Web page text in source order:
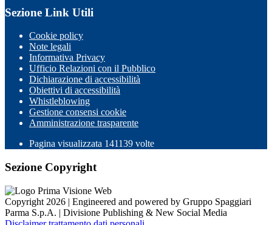
Sezione Link Utili
Cookie policy
Note legali
Informativa Privacy
Ufficio Relazioni con il Pubblico
Dichiarazione di accessibilità
Obiettivi di accessibilità
Whistleblowing
Gestione consensi cookie
Amministrazione trasparente
Pagina visualizzata 141139 volte
Sezione Copyright
Copyright 2026 | Engineered and powered by Gruppo Spaggiari
Parma S.p.A. | Divisione Publishing & New Social Media